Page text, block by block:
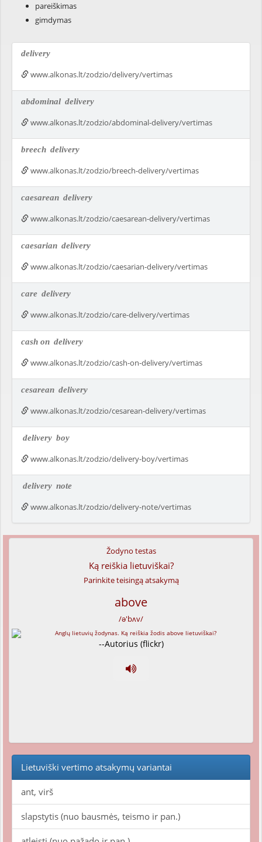
pareiškimas
gimdymas
delivery
www.alkonas.lt/zodzio/delivery/vertimas
abdominal delivery
www.alkonas.lt/zodzio/abdominal-delivery/vertimas
breech delivery
www.alkonas.lt/zodzio/breech-delivery/vertimas
caesarean delivery
www.alkonas.lt/zodzio/caesarean-delivery/vertimas
caesarian delivery
www.alkonas.lt/zodzio/caesarian-delivery/vertimas
care delivery
www.alkonas.lt/zodzio/care-delivery/vertimas
cash on delivery
www.alkonas.lt/zodzio/cash-on-delivery/vertimas
cesarean delivery
www.alkonas.lt/zodzio/cesarean-delivery/vertimas
delivery boy
www.alkonas.lt/zodzio/delivery-boy/vertimas
delivery note
www.alkonas.lt/zodzio/delivery-note/vertimas
Žodyno testas
Ką reiškia lietuviškai?
Parinkite teisingą atsakymą
above
/ə'bʌv/
--Autorius (flickr)
Lietuviški vertimo atsakymų variantai
ant, virš
slapstytis (nuo bausmės, teismo ir pan.)